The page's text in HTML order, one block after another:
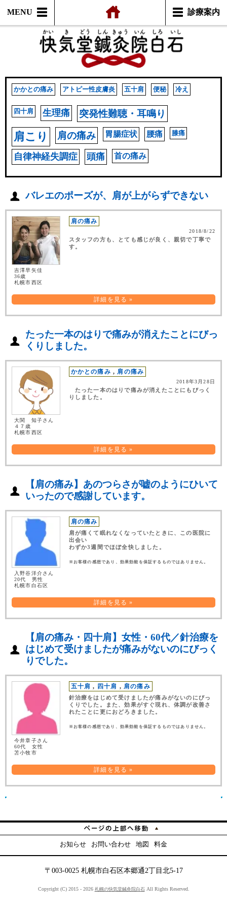
MENU 診療案内
かかとの痛み アトピー性皮膚炎 五十肩 便秘 冷え
四十肩 生理痛 突発性難聴・耳鳴り
肩こり 肩の痛み 胃腸症状 腰痛 膝痛
自律神経失調症 頭痛 首の痛み
バレエのポーズが、肩が上がらずできない
吉澤早矢佳
36歳
札幌市西区
肩の痛み
2018/8/22
スタッフの方も、とても感じが良く、親切で丁寧で
す。
詳細を見る »
たった一本のはりで痛みが消えたことにびっ
くりしました。
大関 知子さん
４７歳
札幌市西区
かかとの痛み , 肩の痛み
2018年3月28日
たった一本のはりで痛みが消えたことにもびっく
りしました。
詳細を見る »
【肩の痛み】あのつらさが嘘のようにひいて
いったので感謝しています。
入野谷洋介さん
20代 男性
札幌市白石区
肩の痛み
肩が痛くて眠れなくなっていたときに、この医院に
出会い
わずか3週間でほぼ全快しました。
※お客様の感想であり、効果効能を保証するものではありません。
詳細を見る »
【肩の痛み・四十肩】女性・60代／針治療を
はじめて受けましたが痛みがないのにびっく
りでした。
今井章子さん
60代 女性
苫小牧市
五十肩 , 四十肩 , 肩の痛み
針治療をはじめて受けましたが痛みがないのにびっ
くりでした。また、効果がすぐ現れ、体調が改善さ
れたことに更におどろきました。
※お客様の感想であり、効果効能を保証するものではありません。
詳細を見る »
お知らせ お問い合わせ 地図 料金
〒003-0025 札幌市白石区本郷通2丁目北5-17
Copyright (C) 2015 - 2026 札幌の快気堂鍼灸院白石All Rights Reserved.